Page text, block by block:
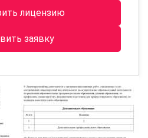
лицензию
заявку